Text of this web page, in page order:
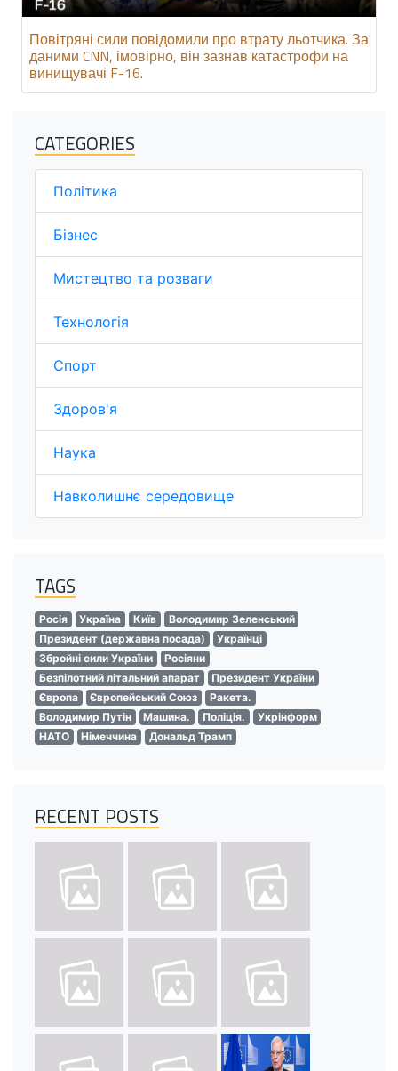
Повітряні сили повідомили про втрату льотчика. За
даними CNN, імовірно, він зазнав катастрофи на
винищувачі F-16.
CATEGORIES
Політика
Бізнес
Мистецтво та розваги
Технологія
Спорт
Здоров'я
Наука
Навколишнє середовище
TAGS
Росія Україна Київ
Володимир Зеленський
Президент (державна посада)
Українці
Збройні сили України
Росіяни
Безпілотний літальний апарат
Президент України
Європа
Європейський Союз
Ракета.
Володимир Путін
Машина. Поліція.
Укрінформ
НАТО
Німеччина Дональд Трамп
RECENT POSTS